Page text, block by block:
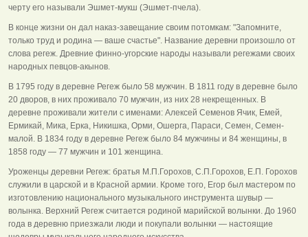
черту его называли Эшмет-мукш (Эшмет-пчела).
В конце жизни он дал наказ-завещание своим потомкам: "Запомните,
только труд и родина — ваше счастье". Название деревни произошло от
слова регеж. Древние финно-угорские народы называли регежами своих
народных певцов-акынов.
В 1795 году в деревне Регеж было 58 мужчин. В 1811 году в деревне было
20 дворов, в них проживало 70 мужчин, из них 28 некрещенных. В
деревне проживали жители с именами: Алексей Семенов Ячик, Емей,
Ермикай, Мика, Ерка, Никишка, Орми, Ошерга, Параси, Семен, Семен-
малой. В 1834 году в деревне Регеж было 84 мужчины и 84 женщины, в
1858 году — 77 мужчин и 101 женщина.
Уроженцы деревни Регеж: братья М.П.Горохов, С.П.Горохов, Е.П. Горохов
служили в царской и в Красной армии. Кроме того, Егор был мастером по
изготовлению национального музыкального инструмента шувыр —
волынка. Верхний Регеж считается родиной марийской волынки. До 1960
года в деревню приезжали люди и покупали волынки — настоящие